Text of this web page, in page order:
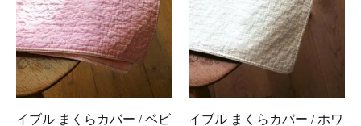
イブル まくらカバー / ベビ
イブル まくらカバー / ホワ